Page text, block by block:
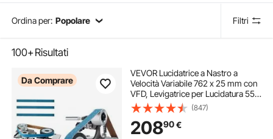
Ordina per: Popolare Filtri
100+Risultati
Da Comprare
VEVOR Lucidatrice a Nastro a
Velocità Variabile 762 x 25 mm con
VFD, Levigatrice per Lucidatura 550
W con 2 Stampi Smerigliatura e 3
Nastri Abrasivi per Lavorazione
Metalli, Produzione Coltelli
(847)
20890€